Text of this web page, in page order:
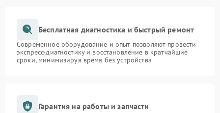
Бесплатная диагностика и быстрый ремонт
Современное оборудование и опыт позволяют провести
экспресс-диагностику и восстановление в кратчайшие
сроки, минимизируя время без устройства
Гарантия на работы и запчасти